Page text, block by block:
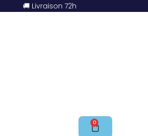
🚚 Livraison 72h
0